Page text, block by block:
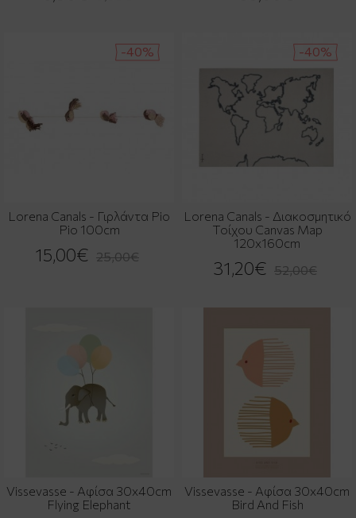
-40%
Lorena Canals - Γιρλάντα Pio
Pio 100cm
15,00€ 25,00€
-40%
Lorena Canals - Διακοσμητικό
Τοίχου Canvas Map
120x160cm
31,20€ 52,00€
Vissevasse - Αφίσα 30x40cm
Flying Elephant
Vissevasse - Αφίσα 30x40cm
Bird And Fish